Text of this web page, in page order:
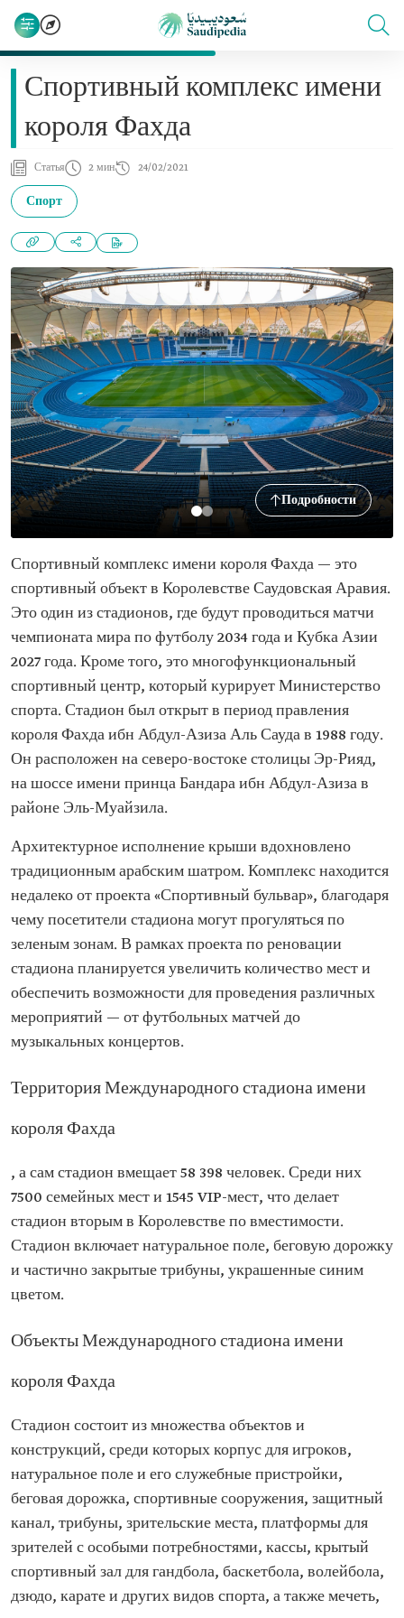
Спортивный комплекс имени
короля Фахда
Статья 2 мин 24/02/2021
Спорт
Подробности
Спортивный комплекс имени короля Фахда — это
спортивный объект в Королевстве Саудовская Аравия.
Это один из стадионов, где будут проводиться матчи
чемпионата мира по футболу 2034 года и Кубка Азии
2027 года. Кроме того, это многофункциональный
спортивный центр, который курирует Министерство
спорта. Стадион был открыт в период правления
короля Фахда ибн Абдул-Азиза Аль Сауда в 1988 году.
Он расположен на северо-востоке столицы Эр-Рияд,
на шоссе имени принца Бандара ибн Абдул-Азиза в
районе Эль-Муайзила.
Архитектурное исполнение крыши вдохновлено
традиционным арабским шатром. Комплекс находится
недалеко от проекта «Спортивный бульвар», благодаря
чему посетители стадиона могут прогуляться по
зеленым зонам. В рамках проекта по реновации
стадиона планируется увеличить количество мест и
обеспечить возможности для проведения различных
мероприятий — от футбольных матчей до
музыкальных концертов.
Территория Международного стадиона имени
короля Фахда
, а сам стадион вмещает 58 398 человек. Среди них
7500 семейных мест и 1545 VIP-мест, что делает
стадион вторым в Королевстве по вместимости.
Стадион включает натуральное поле, беговую дорожку
и частично закрытые трибуны, украшенные синим
цветом.
Объекты Международного стадиона имени
короля Фахда
Стадион состоит из множества объектов и
конструкций, среди которых корпус для игроков,
натуральное поле и его служебные пристройки,
беговая дорожка, спортивные сооружения, защитный
канал, трибуны, зрительские места, платформы для
зрителей с особыми потребностями, кассы, крытый
спортивный зал для гандбола, баскетбола, волейбола,
дзюдо, карате и других видов спорта, а также мечеть,